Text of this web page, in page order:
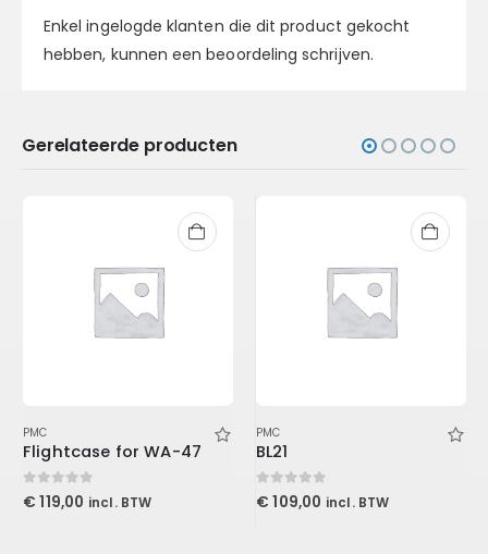
Enkel ingelogde klanten die dit product gekocht
hebben, kunnen een beoordeling schrijven.
Gerelateerde producten
PMC
Flightcase for WA-47
0out of 5
€ 119,00 incl. BTW
PMC
BL21
0out of 5
€ 109,00 incl. BTW